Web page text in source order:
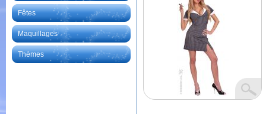
Fêtes
Maquillages
Thèmes